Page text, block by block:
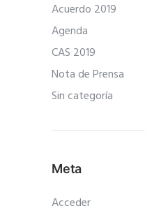
Acuerdo 2019
Agenda
CAS 2019
Nota de Prensa
Sin categoría
Meta
Acceder